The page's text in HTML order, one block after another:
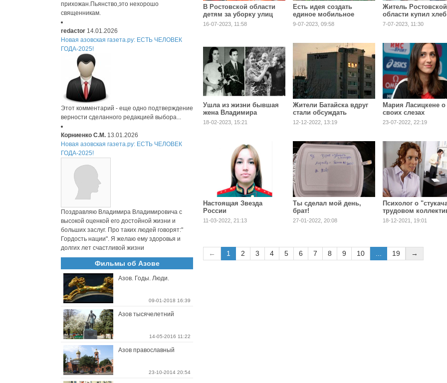
В Ростовской области
детям за уборку улиц
выдают талоны в
местные магазины
16-07-2023, 11:58
Есть идея создать
единое мобильное
приложение для всех
дачников России
9-07-2023, 09:58
Житель Ростовской
области купил
сто тысяч рублей,
раздать бесплатно
7-07-2023, 11:30
Ушла из жизни бывшая
жена Владимира
Высоцкого - Людмила
Абрамова
18-02-2023, 15:21
Жители Батайска вдруг
стали обсуждать
надпись на доме
12-12-2022, 13:19
Мария Ласицкене о
своих слезах
23-07-2022, 22:19
Настоящая Звезда
России
11-03-2022, 21:13
Ты сделал мой день,
брат!
27-01-2022, 20:08
Психолог о
трудовом
18-12-2021, 19:01
← 1 2 3 4 5 6 7 8 9 10 19 →
прихожан.Пьянство,это нехорошо
священникам.
redactor 14.01.2026
Новая азовская газета.ру: ЕСТЬ ЧЕЛОВЕК
ГОДА-2025!
Этот комментарий - еще одно подтверждение
верности сделанного редакцией выбора...
Корниенко С.М. 13.01.2026
Новая азовская газета.ру: ЕСТЬ ЧЕЛОВЕК
ГОДА-2025!
Поздравляю Владимира Владимировича с
высокой оценкой его достойной жизни и
больших заслуг. Про таких людей говорят:"
Гордость нации". Я желаю ему здоровья и
долгих лет счастливой жизни
Фильмы об Азове
Азов. Годы. Люди.
09-01-2018 16:39
Азов тысячелетний
14-05-2016 11:22
Азов православный
23-10-2014 20:54